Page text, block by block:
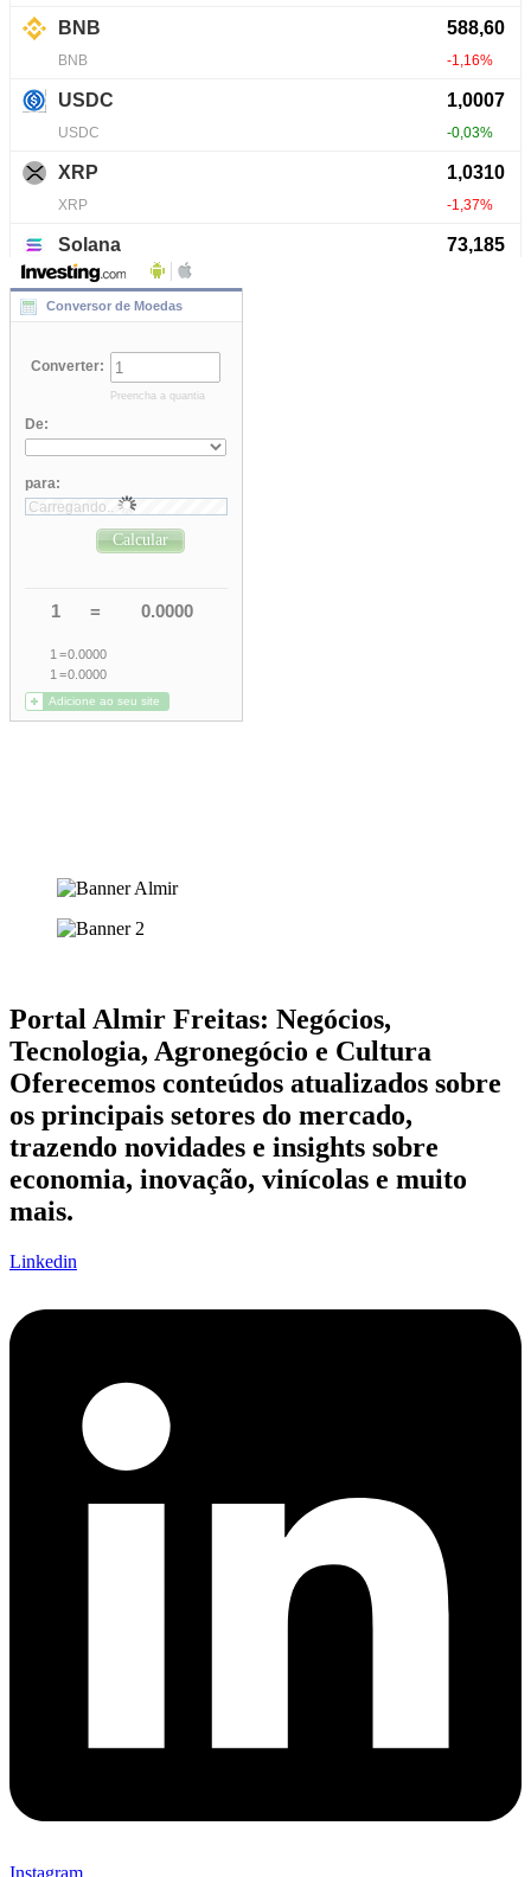
Portal Almir Freitas: Negócios,
Tecnologia, Agronegócio e Cultura
Oferecemos conteúdos atualizados sobre
os principais setores do mercado,
trazendo novidades e insights sobre
economia, inovação, vinícolas e muito
mais.
Linkedin
Instagram